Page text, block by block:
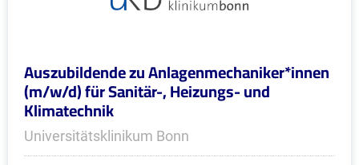
Auszubildende zu Anlagenmechaniker*innen
(m/w/d) für Sanitär-, Heizungs- und
Klimatechnik
Universitätsklinikum Bonn